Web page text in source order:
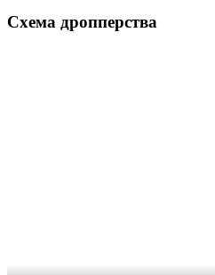
Схема дропперства